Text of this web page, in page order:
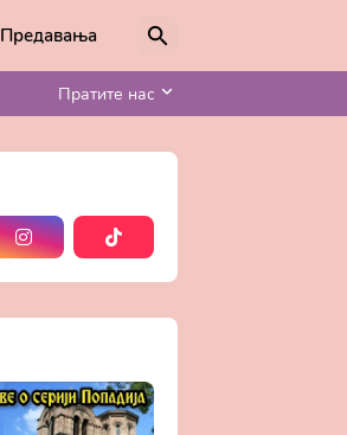
Предавања
Пратите нас